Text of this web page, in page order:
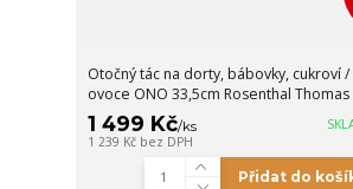
Otočný tác na dorty, bábovky, cukroví /
ovoce ONO 33,5cm Rosenthal Thomas
1 499 Kč/ks
1 239 Kč bez DPH
Přidat do